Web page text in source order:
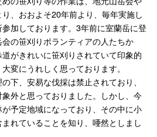
、おおよそ20年前より、毎年実施し
加しております。3年前に室蘭岳に登
の笹刈りボランティアの人たちか
がきれいに笹刈りされていて印象的
変にうれしく思っております。
下、安易な伐採は禁止されており、
外と思っておりました。しかし、今
予定地域になっており、その中に小
れていることを知り、唖然としまし